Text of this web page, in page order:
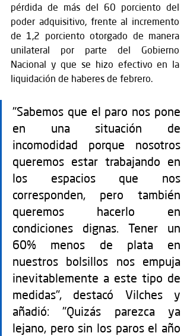
pérdida de más del 60 porciento del
poder adquisitivo, frente al incremento
de 1,2 porciento otorgado de manera
unilateral por parte del Gobierno
Nacional y que se hizo efectivo en la
liquidación de haberes de febrero.
"Sabemos que el paro nos pone
en una situación de
incomodidad porque nosotros
queremos estar trabajando en
los espacios que nos
corresponden, pero también
queremos hacerlo en
condiciones dignas. Tener un
60% menos de plata en
nuestros bolsillos nos empuja
inevitablemente a este tipo de
medidas", destacó Vilches y
añadió: "Quizás parezca ya
lejano, pero sin los paros el año